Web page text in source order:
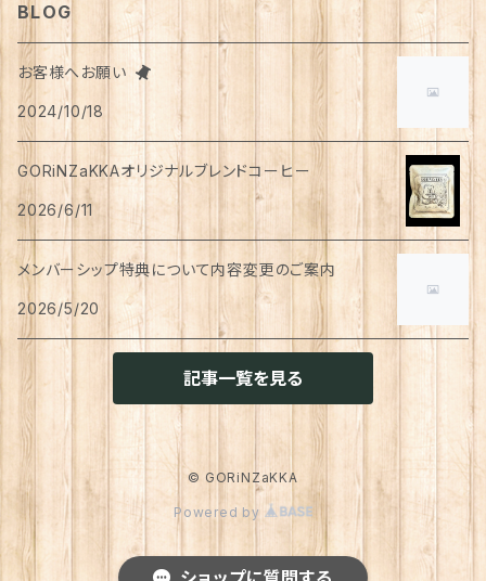
スリッパ
マスク
ハンドソープ
アロマ・お香
トラベルセット
カレンダー
クッション・クッションカバー
ファブリック・マルチカバー
ブランケット
照明
スマホショルダーバッグ
ポーチ
お財布・カード入れ
手袋・アームカバー
ハンカチ
てぬぐい
キーホルダー
メガネ・メガネケース
傘
湯のみ
グラス
カップ&ソーサー
マグカップ
コースター
お皿
箸置き
お菓子作り
ふきん
はがき
ペン
メモ帳
スケジュール帳
はさみ
ふせん
マスキングテープ
ブルゾン
フレンチスリーブ
靴下
タイツ
足首ウォーマー
メンズ
ボトムス
アウター
ジャケット
トップス
粉物
缶詰・瓶詰
レトルト惣菜
カレー
味噌汁・スープ
お茶漬け
乾物
調味料・オイル
だし
紅茶
お茶
ハーブティー
希釈飲料
猫用
犬用
猫用
犬猫共通
食器
犬用
猫用
衣類・服飾雑貨
犬用
猫用
おもちゃ
猫用
ボディケア
犬用
猫用
犬猫兼用
ベッド
トイレ周り
犬用
猫用
犬猫兼用
その他雑貨
サプリメント
リップクリーム
クシ・ブラシ
シャンプー
リンスインシャンプー
トリートメント
せっけん
洗顔
ハンドクリーム
オーラルケア
入浴剤・バスボム
洗剤
防災用品
ラッピング資材
ピアス
イヤリング・ノンホールピアス
リング
飲料
珈琲
BLOG
お客様へお願い
2024/10/18
GORiNZaKKAオリジナルブレンドコーヒー
2026/6/11
メンバーシップ特典について内容変更のご案内
2026/5/20
記事一覧を見る
© GORiNZaKKA
Powered by